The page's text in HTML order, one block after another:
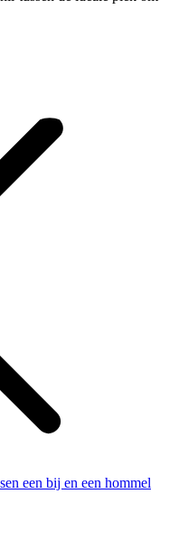
een bij en een hommel